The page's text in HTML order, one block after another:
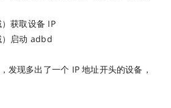
获取设备 IP
）启动 adbd
发现多出了一个 IP 地址开头的设备，